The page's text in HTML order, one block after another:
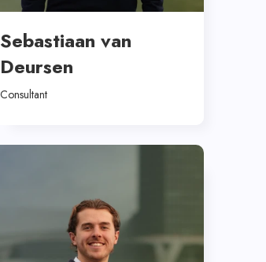
Sebastiaan van
Deursen
Consultant